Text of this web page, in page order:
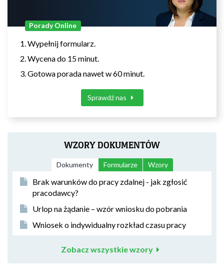
Porady Online
Wypełnij formularz.
Wycena do 15 minut.
Gotowa porada nawet w 60 minut.
Sprawdź nas
WZORY DOKUMENTÓW
Dokumenty Formularze Wzory
Brak warunków do pracy zdalnej - jak zgłosić
pracodawcy?
Urlop na żądanie – wzór wniosku do pobrania
Wniosek o indywidualny rozkład czasu pracy
Zobacz wszystkie wzory